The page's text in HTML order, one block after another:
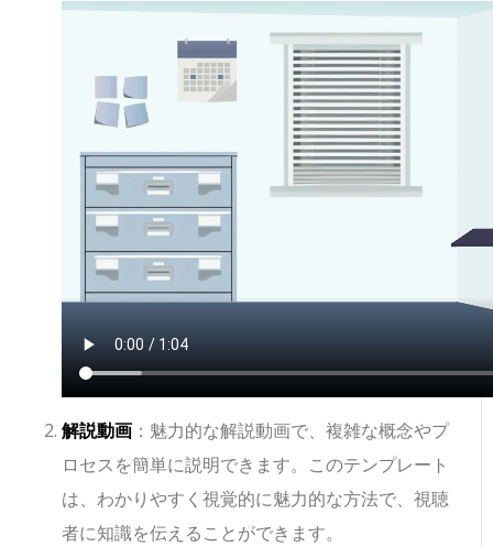
解説動画 ：魅力的な解説動画で、複雑な概念やプ
ロセスを簡単に説明できます。このテンプレート
は、わかりやすく視覚的に魅力的な方法で、視聴
者に知識を伝えることができます。